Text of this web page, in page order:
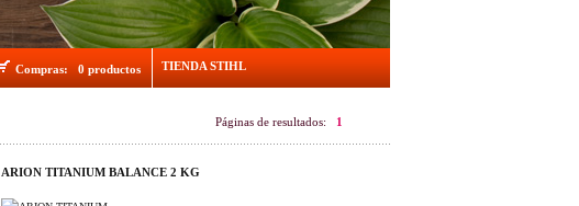
Compras: 0 productos TIENDA STIHL
Páginas de resultados: 1
ARION TITANIUM BALANCE 2 KG